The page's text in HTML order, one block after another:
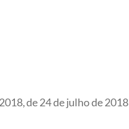
de 24 de julho de 2018